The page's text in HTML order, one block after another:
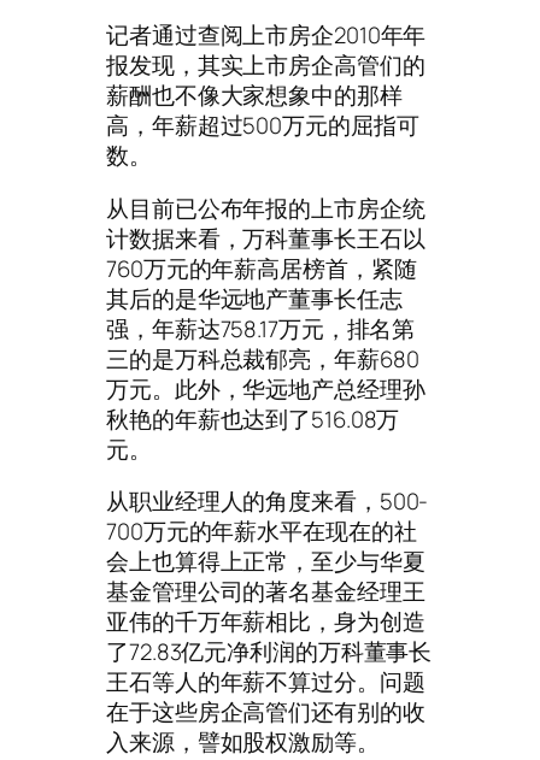
记者通过查阅上市房企2010年年
报发现，其实上市房企高管们的
薪酬也不像大家想象中的那样
高，年薪超过500万元的屈指可
数。
从目前已公布年报的上市房企统
计数据来看，万科董事长王石以
760万元的年薪高居榜首，紧随
其后的是华远地产董事长任志
强，年薪达758.17万元，排名第
三的是万科总裁郁亮，年薪680
万元。此外，华远地产总经理孙
秋艳的年薪也达到了516.08万
元。
从职业经理人的角度来看，500-
700万元的年薪水平在现在的社
会上也算得上正常，至少与华夏
基金管理公司的著名基金经理王
亚伟的千万年薪相比，身为创造
了72.83亿元净利润的万科董事长
王石等人的年薪不算过分。问题
在于这些房企高管们还有别的收
入来源，譬如股权激励等。